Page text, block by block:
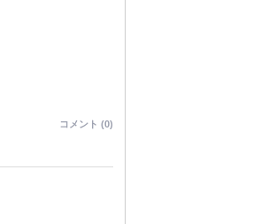
コメント (0)